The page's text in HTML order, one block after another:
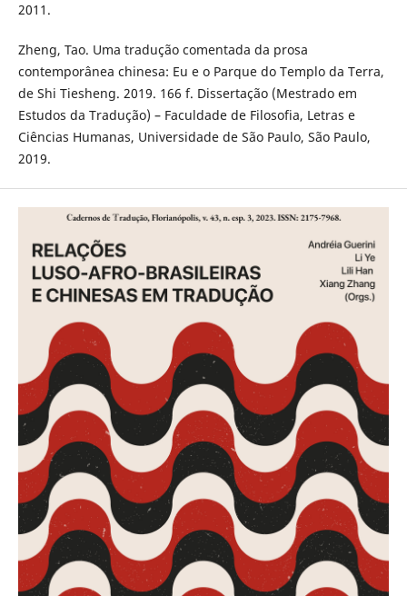
2011.
Zheng, Tao. Uma tradução comentada da prosa
contemporânea chinesa: Eu e o Parque do Templo da Terra,
de Shi Tiesheng. 2019. 166 f. Dissertação (Mestrado em
Estudos da Tradução) – Faculdade de Filosofia, Letras e
Ciências Humanas, Universidade de São Paulo, São Paulo,
2019.